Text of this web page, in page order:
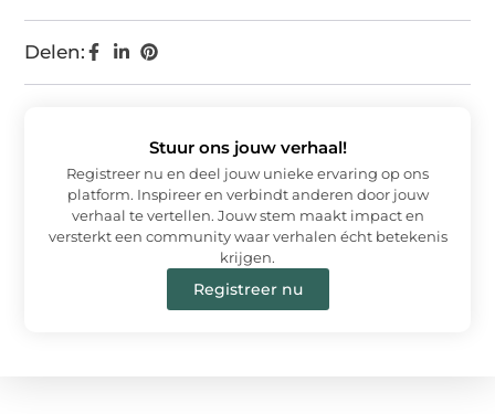
Delen:
Stuur ons jouw verhaal!
Registreer nu en deel jouw unieke ervaring op ons
platform. Inspireer en verbindt anderen door jouw
verhaal te vertellen. Jouw stem maakt impact en
versterkt een community waar verhalen écht betekenis
krijgen.
Registreer nu